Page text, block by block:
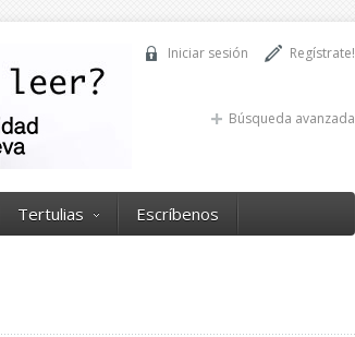
Regístrate!
Iniciar sesión
Búsqueda avanzada
Tertulias Escríbenos